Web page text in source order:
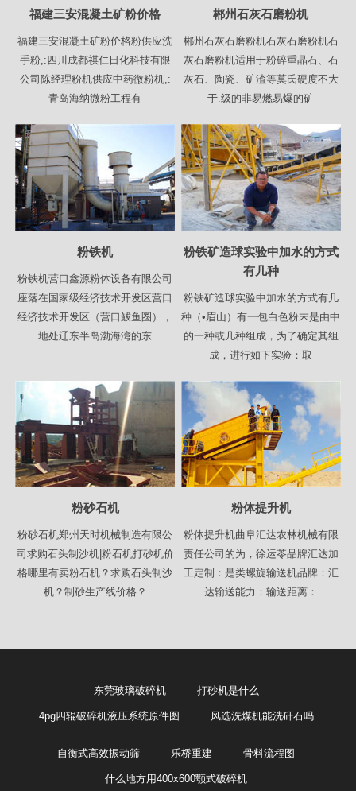
福建三安混凝土矿粉价格
福建三安混凝土矿粉价格粉供应洗
手粉,:四川成都祺仁日化科技有限
公司陈经理粉机供应中药微粉机,:
青岛海纳微粉工程有
郴州石灰石磨粉机
郴州石灰石磨粉机石灰石磨粉机石
灰石磨粉机适用于粉碎重晶石、石
灰石、陶瓷、矿渣等莫氏硬度不大
于.级的非易燃易爆的矿
粉铁机
粉铁机营口鑫源粉体设备有限公司
座落在国家级经济技术开发区营口
经济技术开发区（营口鲅鱼圈），
地处辽东半岛渤海湾的东
粉铁矿造球实验中加水的方式
有几种
粉铁矿造球实验中加水的方式有几
种（•眉山）有一包白色粉末是由中
的一种或几种组成，为了确定其组
成，进行如下实验：取
粉砂石机
粉砂石机郑州天时机械制造有限公
司求购石头制沙机|粉石机打砂机价
格哪里有卖粉石机？求购石头制沙
机？制砂生产线价格？
粉体提升机
粉体提升机曲阜汇达农林机械有限
责任公司的为，徐运苓品牌汇达加
工定制：是类螺旋输送机品牌：汇
达输送能力：输送距离：
东莞玻璃破碎机 打砂机是什么
4pg四辊破碎机液压系统原件图 风选洗煤机能洗矸石吗
自衡式高效振动筛 乐桥重建 骨料流程图
什么地方用400x600颚式破碎机